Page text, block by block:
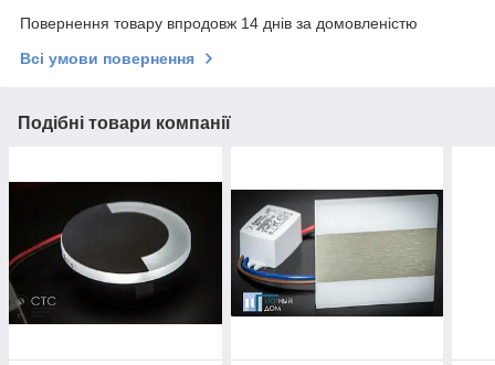
Повернення товару впродовж 14 днів за домовленістю
Всі умови повернення
Подібні товари компанії